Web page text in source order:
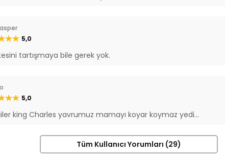
5,0
tartışmaya bile gerek yok.
5,0
king Charles yavrumuz mamayı koyar koymaz yedi...
Tüm Kullanıcı Yorumları (29)